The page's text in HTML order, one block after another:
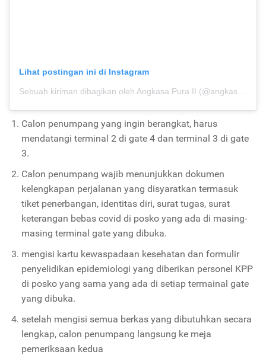
Lihat postingan ini di Instagram
Calon penumpang yang ingin berangkat, harus
mendatangi terminal 2 di gate 4 dan terminal 3 di gate
3.
Calon penumpang wajib menunjukkan dokumen
kelengkapan perjalanan yang disyaratkan termasuk
tiket penerbangan, identitas diri, surat tugas, surat
keterangan bebas covid di posko yang ada di masing-
masing terminal gate yang dibuka.
mengisi kartu kewaspadaan kesehatan dan formulir
penyelidikan epidemiologi yang diberikan personel KPP
di posko yang sama yang ada di setiap termainal gate
yang dibuka.
setelah mengisi semua berkas yang dibutuhkan secara
lengkap, calon penumpang langsung ke meja
pemeriksaan kedua